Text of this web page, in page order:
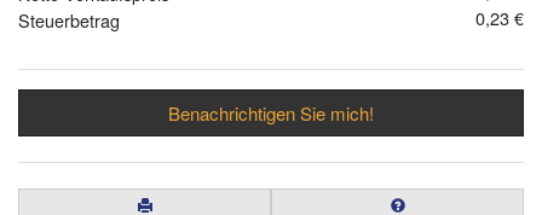
Steuerbetrag
0,23 €
Benachrichtigen Sie mich!